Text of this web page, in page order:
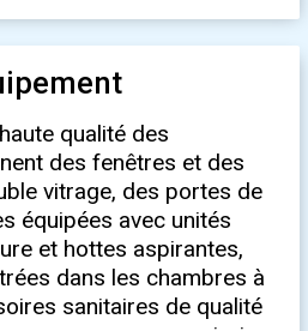
qualité des
des fenêtres et des
vitrage, des portes de
équipées avec unités
et hottes aspirantes,
dans les chambres à
sanitaires de qualité